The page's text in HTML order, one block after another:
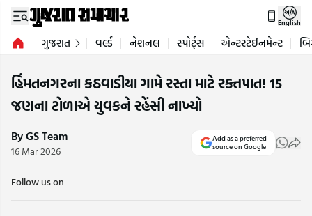
English
ગુજરાત વર્લ્ડ નેશનલ સ્પોર્ટ્સ એન્ટરટેઈનમેન્ટ
હિંમતનગરના કઠવાડીયા ગામે રસ્તા માટે રક્તપાત! 15
જણના ટોળાએ યુવકને રહેંસી નાખ્યો
By GS Team
16 Mar 2026
Add as a preferred
source on Google
Follow us on